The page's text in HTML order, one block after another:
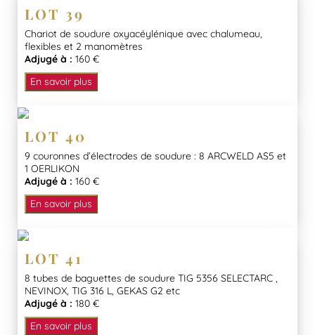
LOT 39
Chariot de soudure oxyacéylénique avec chalumeau,
flexibles et 2 manomètres
Adjugé à : 160 €
En savoir plus
LOT 40
9 couronnes d’électrodes de soudure : 8 ARCWELD AS5 et
1 OERLIKON
Adjugé à : 160 €
En savoir plus
LOT 41
8 tubes de baguettes de soudure TIG 5356 SELECTARC ,
NEVINOX, TIG 316 L, GEKAS G2 etc
Adjugé à : 180 €
En savoir plus